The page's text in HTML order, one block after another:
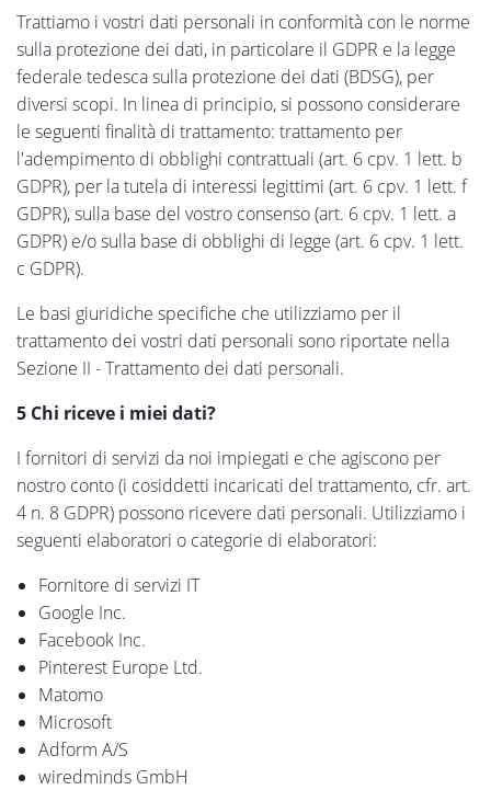
Trattiamo i vostri dati personali in conformità con le norme
sulla protezione dei dati, in particolare il GDPR e la legge
federale tedesca sulla protezione dei dati (BDSG), per
diversi scopi. In linea di principio, si possono considerare
le seguenti finalità di trattamento: trattamento per
l'adempimento di obblighi contrattuali (art. 6 cpv. 1 lett. b
GDPR), per la tutela di interessi legittimi (art. 6 cpv. 1 lett. f
GDPR), sulla base del vostro consenso (art. 6 cpv. 1 lett. a
GDPR) e/o sulla base di obblighi di legge (art. 6 cpv. 1 lett.
c GDPR).
Le basi giuridiche specifiche che utilizziamo per il
trattamento dei vostri dati personali sono riportate nella
Sezione II - Trattamento dei dati personali.
5 Chi riceve i miei dati?
I fornitori di servizi da noi impiegati e che agiscono per
nostro conto (i cosiddetti incaricati del trattamento, cfr. art.
4 n. 8 GDPR) possono ricevere dati personali. Utilizziamo i
seguenti elaboratori o categorie di elaboratori:
Fornitore di servizi IT
Google Inc.
Facebook Inc.
Pinterest Europe Ltd.
Matomo
Microsoft
Adform A/S
wiredminds GmbH